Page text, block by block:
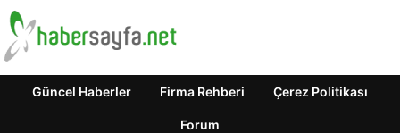
Güncel Haberler Firma Rehberi Çerez Politikası
Forum